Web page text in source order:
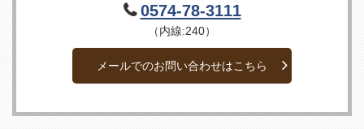
0574-78-3111
（内線:240）
メールでのお問い合わせはこちら